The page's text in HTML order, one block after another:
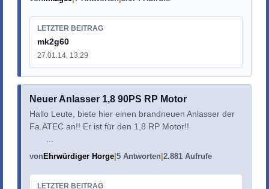
LETZTER BEITRAG
mk2g60
27.01.14, 13:29
Neuer Anlasser 1,8 90PS RP Motor
Hallo Leute, biete hier einen brandneuen Anlasser der
Fa.ATEC an!! Er ist für den 1,8 RP Motor!!
...
vonEhrwürdiger Horge 5 Antworten 2.881 Aufrufe
LETZTER BEITRAG